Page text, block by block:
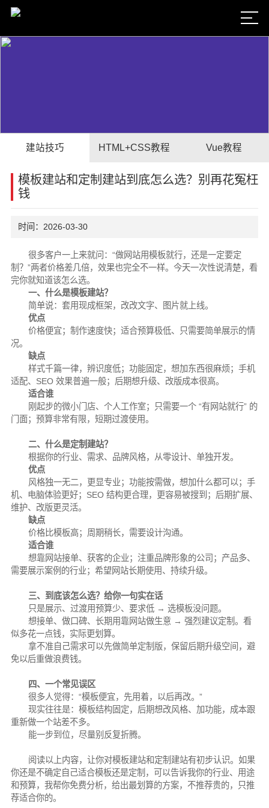
建站技巧 HTML+CSS教程 Vue教程
模板建站和定制建站到底怎么选？别再花冤枉
钱
时间：2026-03-30
很多客户一上来就问：“做网站用模板就行，还是一定要定
制？”两者价格差几倍，效果也完全不一样。今天一次性说清楚，看
完你就知道该怎么选。
一、什么是模板建站？
简单说：套用现成框架，改改文字、图片就上线。
优点
价格便宜； 制作速度快； 适合预算极低、只需要简单展示的情
况。
缺点
样式千篇一律，辨识度低； 功能固定，想加东西很麻烦； 手机
适配、SEO 效果普遍一般； 后期想升级、改版成本很高。
适合谁
刚起步的微小门店、个人工作室；
只需要一个 “有网站就行” 的
门面； 预算非常有限，短期过渡使用。
二、什么是定制建站？
根据你的行业、需求、品牌风格，从零设计、单独开发。
优点
风格独一无二，更显专业； 功能按需做，想加什么都可以； 手
机、电脑体验更好； SEO 结构更合理，更容易被搜到； 后期扩展、
维护、改版更灵活。
缺点
价格比模板高； 周期稍长，需要设计沟通。
适合谁
想靠网站接单、获客的企业； 注重品牌形象的公司； 产品多、
需要展示案例的行业； 希望网站长期使用、持续升级。
三、到底该怎么选？给你一句实在话
只是展示、过渡用预算少、要求低 → 选模板没问题。
想接单、做口碑、长期用靠网站做生意 → 强烈建议定制。看
似多花一点钱，实际更划算。
拿不准自己需求可以先做简单定制版，保留后期升级空间，避
免以后重做浪费钱。
四、一个常见误区
很多人觉得：“模板便宜，先用着，以后再改。”
现实往往是：模板结构固定，后期想改风格、加功能，成本跟
重新做一个站差不多。
能一步到位，尽量别反复折腾。
阅读以上内容，让你对模板建站和定制建站有初步认识。 如果
你还是不确定自己适合模板还是定制，可以告诉我你的行业、用途
和预算，我帮你免费分析，给出最划算的方案，不推荐贵的，只推
荐适合你的。